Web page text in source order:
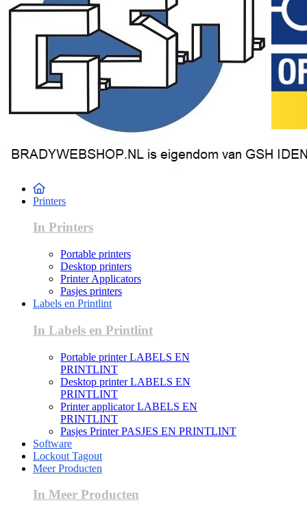
Printers
In Printers
Portable printers
Desktop printers
Printer Applicators
Pasjes printers
Labels en Printlint
In Labels en Printlint
Portable printer LABELS EN
PRINTLINT
Desktop printer LABELS EN
PRINTLINT
Printer applicator LABELS EN
PRINTLINT
Pasjes Printer PASJES EN PRINTLINT
Software
Lockout Tagout
Meer Producten
In Meer Producten